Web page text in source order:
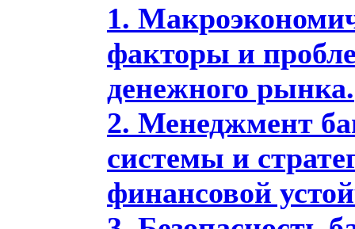
1.
факторы и
денежного рынка.
2. Менеджмент
системы и
финансовой